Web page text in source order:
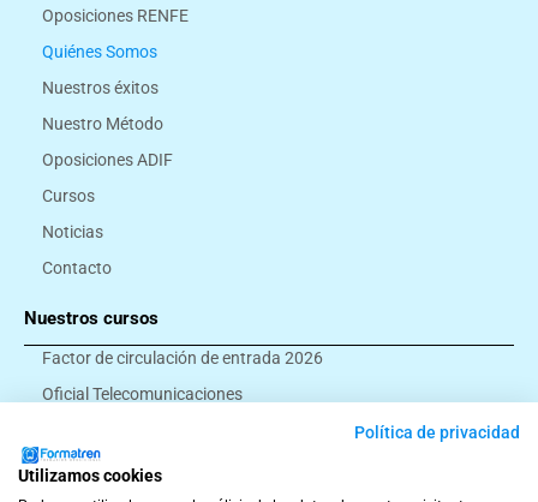
Oposiciones RENFE
Quiénes Somos
Nuestros éxitos
Nuestro Método
Oposiciones ADIF
Cursos
Noticias
Contacto
Nuestros cursos
Factor de circulación de entrada 2026
Oficial Telecomunicaciones
Ayudante ferroviario
Política de privacidad
Utilizamos cookies